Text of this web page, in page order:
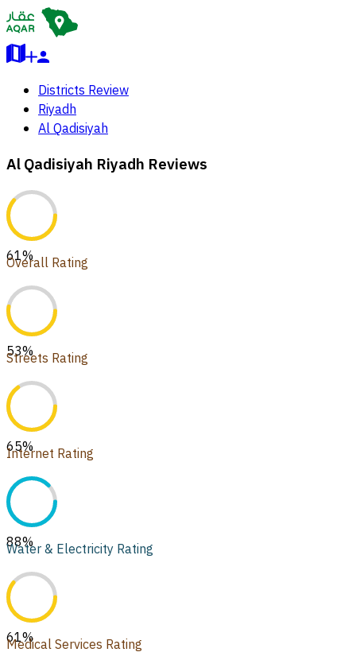
Districts Review
Riyadh
Al Qadisiyah
Al Qadisiyah Riyadh Reviews
61%
Overall Rating
53%
Streets Rating
65%
Internet Rating
88%
Water & Electricity Rating
61%
Medical Services Rating